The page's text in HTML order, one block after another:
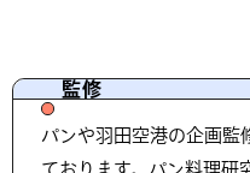
監修
パンや羽田空港の企画監
ております。パン料理研